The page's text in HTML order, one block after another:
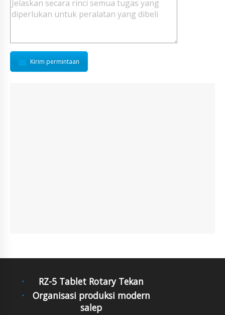
Kirim permintaan
RZ-5 Tablet Rotary Tekan
Organisasi produksi modern
salep